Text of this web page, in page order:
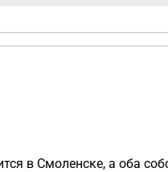
в Смоленске, а оба